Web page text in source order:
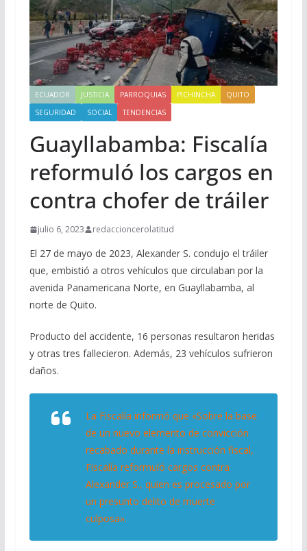
ECUADOR JUSTICIA PARROQUIAS PICHINCHA
QUITO
SEGURIDAD
SOCIAL TENDENCIAS
Guayllabamba: Fiscalía
reformuló los cargos en
contra chofer de tráiler
julio 6, 2023 redaccioncerolatitud
El 27 de mayo de 2023, Alexander S. condujo el tráiler
que, embistió a otros vehículos que circulaban por la
avenida Panamericana Norte, en Guayllabamba, al
norte de Quito.
Producto del accidente, 16 personas resultaron heridas
y otras tres fallecieron. Además, 23 vehículos sufrieron
daños.
La Fiscalía informó que «Sobre la base
de un nuevo elemento de convicción
recabado durante la instrucción fiscal,
Fiscalía reformuló cargos contra
Alexander S., quien es procesado por
un presunto delito de muerte
culposa».